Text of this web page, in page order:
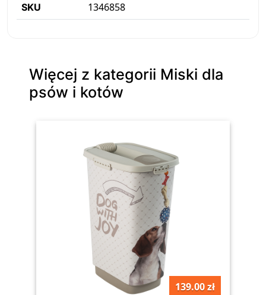
SKU 1346858
Więcej z kategorii Miski dla
psów i kotów
139.00 zł